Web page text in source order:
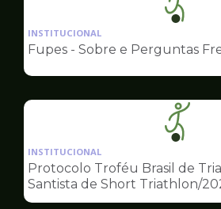
da
pagina
INSTITUCIONAL
Fupes - Sobre e Perguntas
da
pagina
de
INSTITUCIONAL
Protocolo Troféu Brasil de
Santista de Short Triathlon/